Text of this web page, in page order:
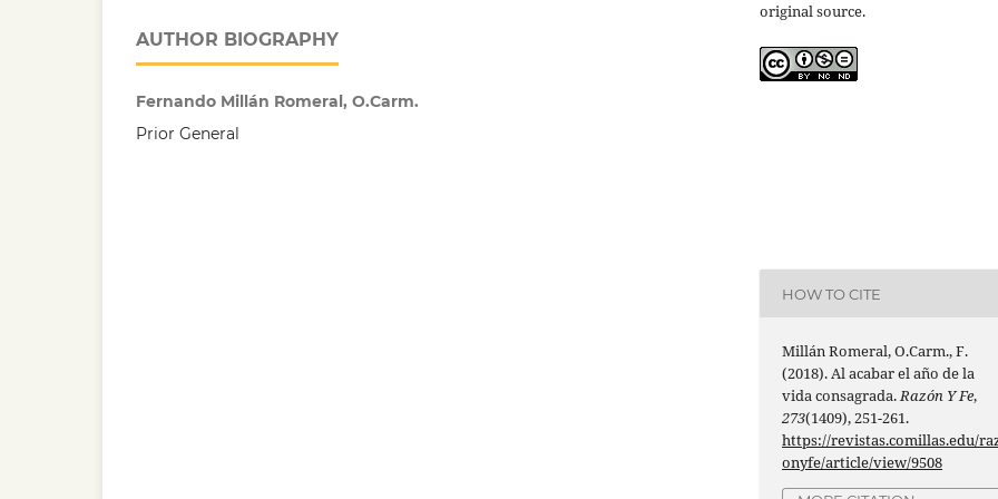
AUTHOR BIOGRAPHY
Fernando Millán Romeral, O.Carm.
Prior General
original source.
HOW TO CITE
Millán Romeral, O.Carm., F.
(2018). Al acabar el año de la
vida consagrada.Razón Y Fe,
273(1409), 251-261.
https://revistas.comillas.edu/
onyfe/article/view/9508